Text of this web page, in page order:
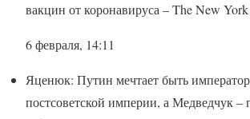
вакцин от коронавируса – The New
6 февраля, 14:11
Яценюк: Путин мечтает быть
постсоветской империи, а Медведчук –